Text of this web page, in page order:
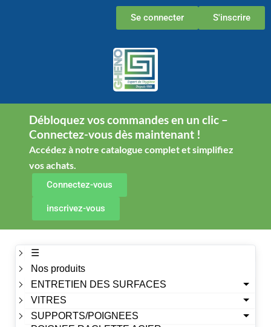
S'inscrire
Se connecter
Débloquez vos commandes en un clic –
Connectez-vous dès maintenant !
Accédez à notre catalogue complet et simplifiez
vos achats.
Connectez-vous
inscrivez-vous
☰
Nos produits
ENTRETIEN DES SURFACES
VITRES
SUPPORTS/POIGNEES